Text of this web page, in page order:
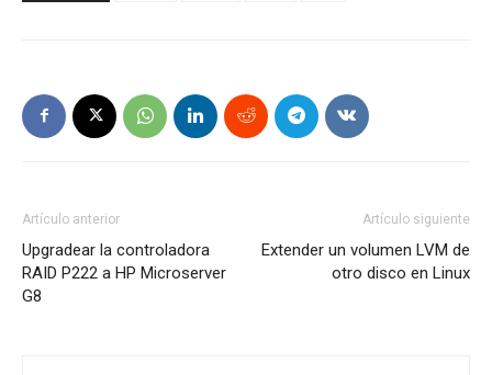
Artículo anterior
Upgradear la controladora
RAID P222 a HP Microserver
G8
Artículo siguiente
Extender un volumen LVM de
otro disco en Linux